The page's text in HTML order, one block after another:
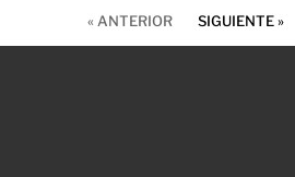
« ANTERIOR SIGUIENTE »